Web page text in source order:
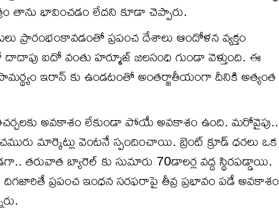
తాను భావించడం లేదని కూడా చెప్పారు.
ప్రారంభంకావడంతో ప్రపంచ దేశాలు ఆందోళన వ్యక్తం
దాదాపు ఐదో వంతు హర్మూజ్ జలసంధి గుండా వెళ్తుంది. ఈ
ఇరాన్ కు ఉండటంతో అంతర్జాతీయంగా దీనికి అత్యంత
అవకాశం లేకుండా పోయే అవకాశం ఉంది. మరోవైపు..
మార్కెట్లు వెంటనే స్పందించాయి. బ్రెంట్ క్రూడ్ ధరలు ఒక
తరువాత బ్యారెల్ కు సుమారు 70డాలర్ల వద్ద స్థిరపడ్డాయి.
దిగజారితే ప్రపంచ ఇంధన సరఫరాపై తీవ్ర ప్రభావం పడే అవకాశం